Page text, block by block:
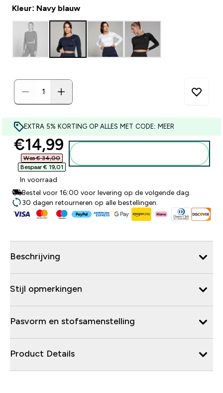
Kleur: Navy blauw
EXTRA 5% KORTING OP ALLES MET CODE: MEER
discounted price
€14,99‎
Was € 34,00‎
Bespaar € 19,01‎
In voorraad
Bestel voor 16:00 voor levering op de volgende dag.
30 dagen retourneren op alle bestellingen.
Beschrijving
Stijl opmerkingen
Pasvorm en stofsamenstelling
Product Details